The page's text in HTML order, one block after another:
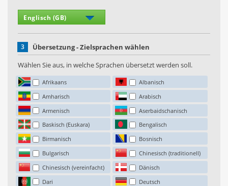
3
Übersetzung - Zielsprachen wählen
Wählen Sie aus, in welche Sprachen übersetzt werden soll.
Afrikaans
Albanisch
Amharisch
Arabisch
Armenisch
Aserbaidschanisch
Baskisch (Euskara)
Bengalisch
Birmanisch
Bosnisch
Bulgarisch
Chinesisch (traditionell)
Chinesisch (vereinfacht)
Dänisch
Dari
Deutsch